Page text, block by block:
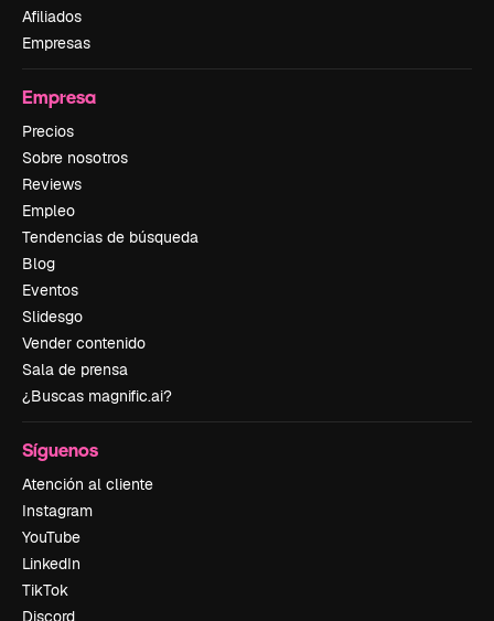
Afiliados
Empresas
Empresa
Precios
Sobre nosotros
Reviews
Empleo
Tendencias de búsqueda
Blog
Eventos
Slidesgo
Vender contenido
Sala de prensa
¿Buscas magnific.ai?
Síguenos
Atención al cliente
Instagram
YouTube
LinkedIn
TikTok
Discord